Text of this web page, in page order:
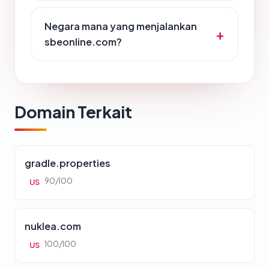
Negara mana yang menjalankan
sbeonline.com?
Domain Terkait
gradle.properties
US 90/100
nuklea.com
US 100/100